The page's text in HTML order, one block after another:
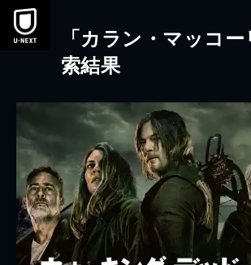
本文へスキップ
「カラン・マッコ
索結果